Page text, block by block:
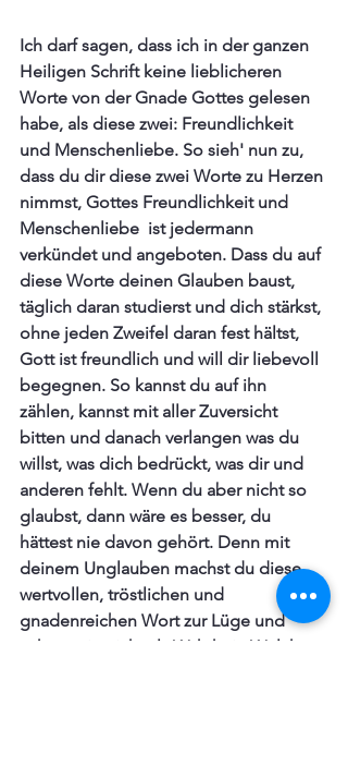
Ich darf sagen, dass ich in der ganzen
Heiligen Schrift keine lieblicheren
Worte von der Gnade Gottes gelesen
habe, als diese zwei: Freundlichkeit
und Menschenliebe. So sieh' nun zu,
dass du dir diese zwei Worte zu Herzen
nimmst, Gottes Freundlichkeit und
Menschenliebe  ist jedermann
verkündet und angeboten. Dass du auf
diese Worte deinen Glauben baust,
täglich daran studierst und dich stärkst,
ohne jeden Zweifel daran fest hältst,
Gott ist freundlich und will dir liebevoll
begegnen. So kannst du auf ihn
zählen, kannst mit aller Zuversicht
bitten und danach verlangen was du
willst, was dich bedrückt, was dir und
anderen fehlt. Wenn du aber nicht so
glaubst, dann wäre es besser, du
hättest nie davon gehört. Denn mit
deinem Unglauben machst du diese
wertvollen, tröstlichen und
gnadenreichen Wort zur Lüge und
achtest sie nicht als Wahrheit. Welches